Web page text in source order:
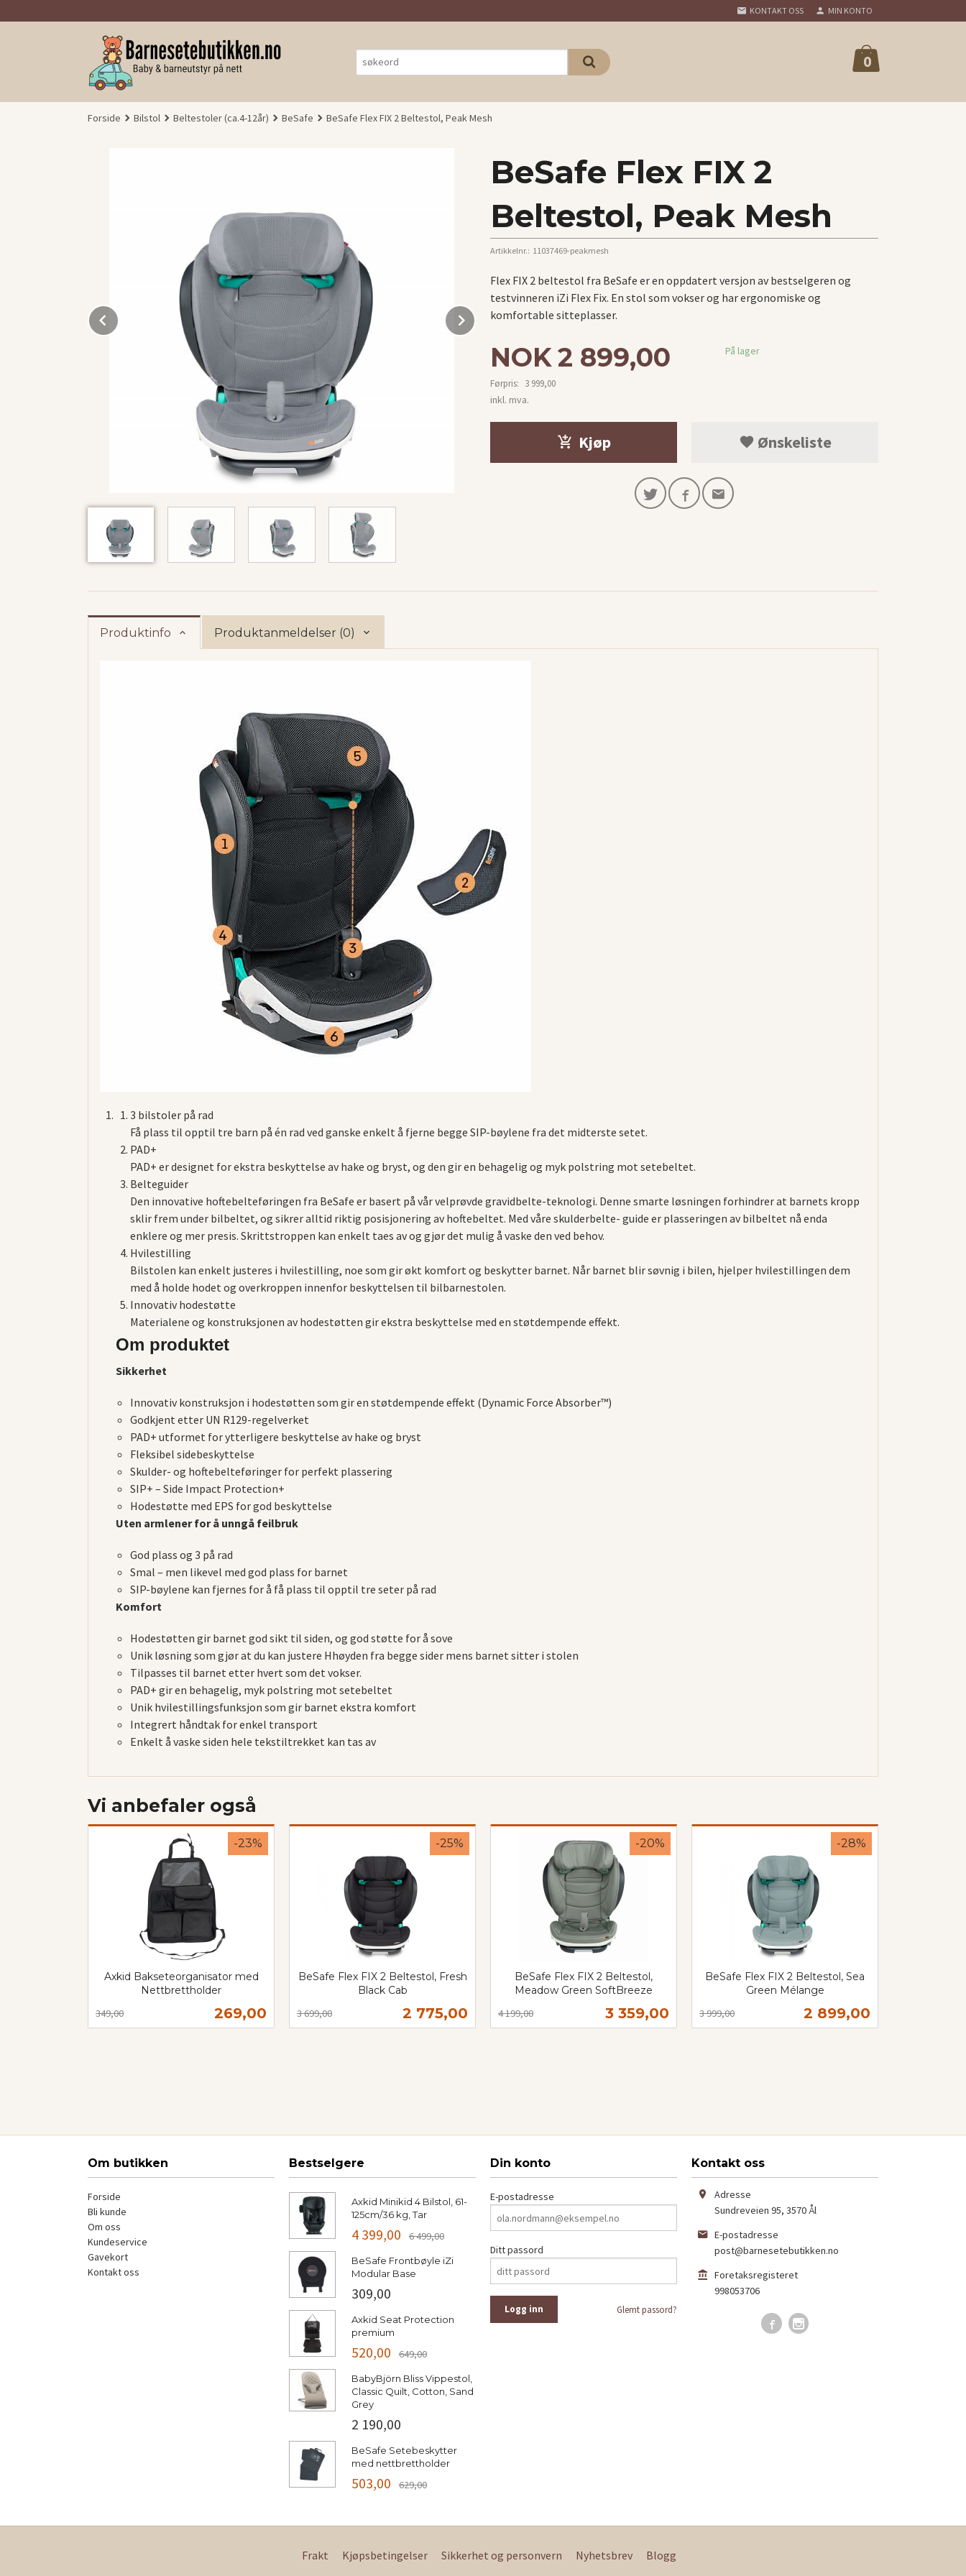
til
KONTAKT OSS MIN KONTO
0
Forside Bilstol Beltestoler (ca.4-12år) BeSafe BeSafe Flex FIX 2 Beltestol, Peak Mesh
Next
BeSafe Flex FIX 2
Beltestol, Peak Mesh
Artikkelnr.: 11037469-peakmesh
Flex FIX 2 beltestol fra BeSafe er en oppdatert versjon av bestselgeren og
testvinneren iZi Flex Fix. En stol som vokser og har ergonomiske og
komfortable sitteplasser.
Tilbud
NOK2 899,00
Førpris: 3 999,00
Rabatt
inkl. mva.
På lager
Kjøp Ønskeliste
Produktinfo Produktanmeldelser (0)
3 bilstoler på rad
Få plass til opptil tre barn på én rad ved ganske enkelt å fjerne begge SIP-bøylene fra det midterste setet.
PAD+
PAD+ er designet for ekstra beskyttelse av hake og bryst, og den gir en behagelig og myk polstring mot setebeltet.
Belteguider
Den innovative hoftebelteføringen fra BeSafe er basert på vår velprøvde gravidbelte-teknologi. Denne smarte løsningen forhindrer at barnets kropp
sklir frem under bilbeltet, og sikrer alltid riktig posisjonering av hoftebeltet. Med våre skulderbelte- guide er plasseringen av bilbeltet nå enda
enklere og mer presis. Skrittstroppen kan enkelt taes av og gjør det mulig å vaske den ved behov.
Hvilestilling
Bilstolen kan enkelt justeres i hvilestilling, noe som gir økt komfort og beskytter barnet. Når barnet blir søvnig i bilen, hjelper hvilestillingen dem
med å holde hodet og overkroppen innenfor beskyttelsen til bilbarnestolen.
Innovativ hodestøtte
Materialene og konstruksjonen av hodestøtten gir ekstra beskyttelse med en støtdempende effekt.
Om produktet
Sikkerhet
Innovativ konstruksjon i hodestøtten som gir en støtdempende effekt (Dynamic Force Absorber™)
Godkjent etter UN R129-regelverket
PAD+ utformet for ytterligere beskyttelse av hake og bryst
Fleksibel sidebeskyttelse
Skulder- og hoftebelteføringer for perfekt plassering
SIP+ – Side Impact Protection+
Hodestøtte med EPS for god beskyttelse
Uten armlener for å unngå feilbruk
God plass og 3 på rad
Smal – men likevel med god plass for barnet
SIP-bøylene kan fjernes for å få plass til opptil tre seter på rad
Komfort
Hodestøtten gir barnet god sikt til siden, og god støtte for å sove
Unik løsning som gjør at du kan justere Hhøyden fra begge sider mens barnet sitter i stolen
Tilpasses til barnet etter hvert som det vokser.
PAD+ gir en behagelig, myk polstring mot setebeltet
Unik hvilestillingsfunksjon som gir barnet ekstra komfort
Integrert håndtak for enkel transport
Enkelt å vaske siden hele tekstiltrekket kan tas av
Vi anbefaler også
Axkid Bakseteorganisator med
Nettbrettholder
Tilbud
269,00
349,00
-23%
mva.
BeSafe Flex FIX 2 Beltestol, Fresh
Black Cab
Tilbud
2 775,00
3 699,00
-25%
mva.
BeSafe Flex FIX 2 Beltestol,
Meadow Green SoftBreeze
Tilbud
3 359,00
4 199,00
-20%
mva.
BeSafe Flex FIX 2 Beltestol, Sea
Green Mélange
Tilbud
2 899,00
3 999,00
-28%
mva.
Om butikken
Forside
Bli kunde
Om oss
Kundeservice
Gavekort
Kontakt oss
Bestselgere
Axkid Minikid 4 Bilstol, 61-
125cm/36 kg, Tar
4 399,00 6 499,00
BeSafe Frontbøyle iZi
Modular Base
309,00
Axkid Seat Protection
premium
520,00 649,00
BabyBjörn Bliss Vippestol,
Classic Quilt, Cotton, Sand
Grey
2 190,00
BeSafe Setebeskytter
med nettbrettholder
503,00 629,00
Din konto
E-postadresse
Ditt passord
Glemt passord?
Kontakt oss
Adresse
Sundreveien 95, 3570Ål
E-postadresse
post@barnesetebutikken.no
Foretaksregisteret
998053706
Frakt Kjøpsbetingelser Sikkerhet og personvern Nyhetsbrev Blogg